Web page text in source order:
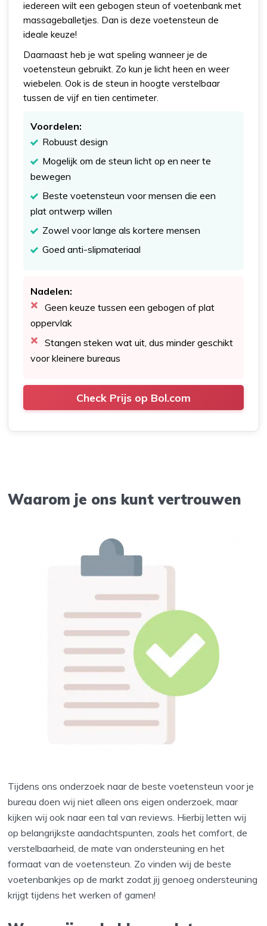
iedereen wilt een gebogen steun of voetenbank met
massageballetjes. Dan is deze voetensteun de
ideale keuze!
Daarnaast heb je wat speling wanneer je de
voetensteun gebruikt. Zo kun je licht heen en weer
wiebelen. Ook is de steun in hoogte verstelbaar
tussen de vijf en tien centimeter.
Voordelen:
Robuust design
Mogelijk om de steun licht op en neer te
bewegen
Beste voetensteun voor mensen die een
plat ontwerp willen
Zowel voor lange als kortere mensen
Goed anti-slipmateriaal
Nadelen:
Geen keuze tussen een gebogen of plat
oppervlak
Stangen steken wat uit, dus minder geschikt
voor kleinere bureaus
Check Prijs op Bol.com
Waarom je ons kunt vertrouwen
Tijdens ons onderzoek naar de beste voetensteun voor je
bureau doen wij niet alleen ons eigen onderzoek, maar
kijken wij ook naar een tal van reviews. Hierbij letten wij
op belangrijkste aandachtspunten, zoals het comfort, de
verstelbaarheid, de mate van ondersteuning en het
formaat van de voetensteun. Zo vinden wij de beste
voetenbankjes op de markt zodat jij genoeg ondersteuning
krijgt tijdens het werken of gamen!